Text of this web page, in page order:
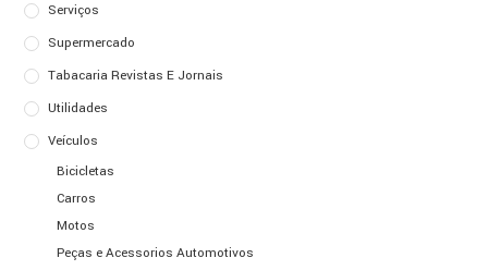
Serviços
Supermercado
Tabacaria Revistas E Jornais
Utilidades
Veículos
Bicicletas
Carros
Motos
Peças e Acessorios Automotivos